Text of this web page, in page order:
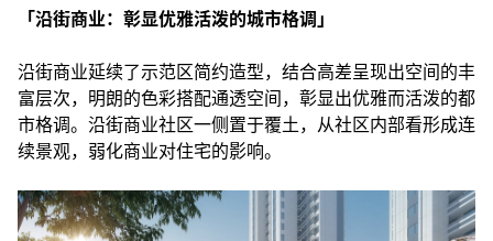
「沿街商业：彰显优雅活泼的城市格调」
沿街商业延续了示范区简约造型，结合高差呈现出空间的丰
富层次，明朗的色彩搭配通透空间，彰显出优雅而活泼的都
市格调。沿街商业社区一侧置于覆土，从社区内部看形成连
续景观，弱化商业对住宅的影响。